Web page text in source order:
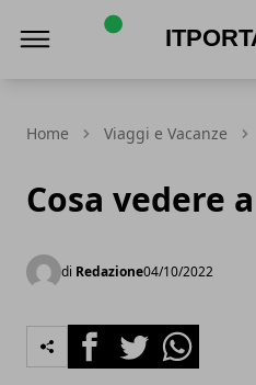
Home Viaggi e Vacanze
Cosa vedere
di Redazione04/10/2022
FacebookTwitterWhatsapp